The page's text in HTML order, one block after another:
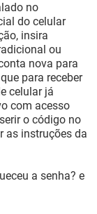
no
do celular
insira
ou
nova para
para receber
celular já
com acesso
o código no
as instruções da
a senha? e